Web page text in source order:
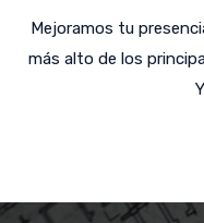
Mejoramos tu
más alto de los